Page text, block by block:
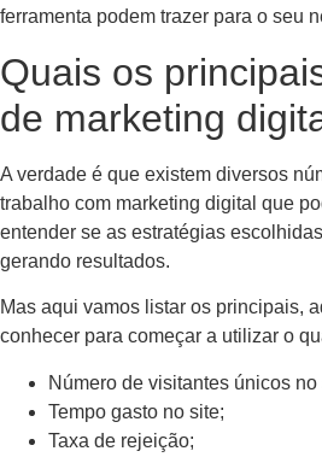
ferramenta podem trazer para o seu
Quais os
de marketing
A verdade é que existem diversos
trabalho com marketing digital que
entender se as estratégias
gerando resultados.
Mas aqui vamos listar os principais,
conhecer para começar a utilizar o
Número de visitantes únicos no
Tempo gasto no site;
Taxa de rejeição;